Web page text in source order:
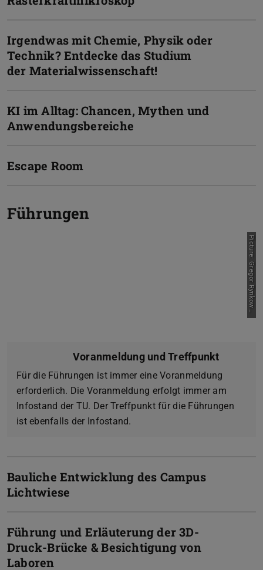
Irgendwas mit Chemie, Physik oder
Technik? Entdecke das Studium
der Materialwissenschaft!
KI im Alltag: Chancen, Mythen und
Anwendungsbereiche
Escape Room
Führungen
P
i
c
t
u
r
e
:
G
r
e
g
o
r
R
y
n
k
o
w
s
k
i
Voranmeldung und Treffpunkt
Für die Führungen ist immer eine Voranmeldung
erforderlich. Die Voranmeldung erfolgt immer am
Infostand der TU. Der Treffpunkt für die Führungen
ist ebenfalls der Infostand.
Bauliche Entwicklung des Campus
Lichtwiese
Führung und Erläuterung der 3D-
Druck-Brücke & Besichtigung von
Laboren